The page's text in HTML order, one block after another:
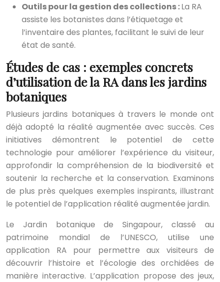
Outils pour la gestion des collections :La RA
assiste les botanistes dans l’étiquetage et
l’inventaire des plantes, facilitant le suivi de leur
état de santé.
Études de cas : exemples concrets
d’utilisation de la RA dans les jardins
botaniques
Plusieurs jardins botaniques à travers le monde ont
déjà adopté la réalité augmentée avec succès. Ces
initiatives démontrent le potentiel de cette
technologie pour améliorer l’expérience du visiteur,
approfondir la compréhension de la biodiversité et
soutenir la recherche et la conservation. Examinons
de plus près quelques exemples inspirants, illustrant
le potentiel de l’application réalité augmentée jardin.
Le Jardin botanique de Singapour, classé au
patrimoine mondial de l’UNESCO, utilise une
application RA pour permettre aux visiteurs de
découvrir l’histoire et l’écologie des orchidées de
manière interactive. L’application propose des jeux,